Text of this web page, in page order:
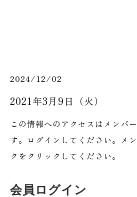
2024/12/02
2021年3月9日（火）
この情報へのアクセスはメンバ
す。ログインしてください。メ
クをクリックしてください。
会員ログイン